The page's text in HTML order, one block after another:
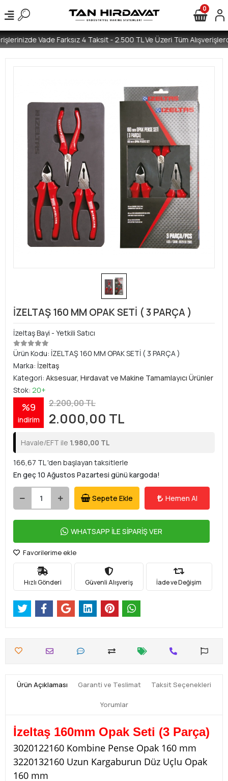
Vade Farksız 4 Taksit - 2.500 TL Ve Üzeri Tüm
0
İZELTAŞ 160 MM OPAK SETİ ( 3 PARÇA )
İzeltaş Bayi - Yetkili Satıcı
Ürün Kodu: İZELTAŞ 160 MM OPAK SETİ ( 3 PARÇA )
Marka: İzeltaş
Kategori: Aksesuar, Hırdavat ve Makine Tamamlayıcı Ürünler
Stok: 20+
%9
indirim
2.200,00 TL
2.000,00 TL
Havale/EFT ile 1.980,00 TL
166,67 TL 'den başlayan taksitlerle
En geç 10 Ağustos Pazartesi günü kargoda!
Sepete Ekle Hemen Al
WHATSAPP İLE SİPARİŞ VER
Favorilerime ekle
Hızlı Gönderi Güvenli Alışveriş İade ve Değişim
Ürün Açıklaması Garanti ve Teslimat Taksit Seçenekleri
Yorumlar
İzeltaş 160mm Opak Seti (3 Parça)
3020122160 Kombine Pense Opak 160 mm
3220132160 Uzun Kargaburun Düz Uçlu Opak
160 mm